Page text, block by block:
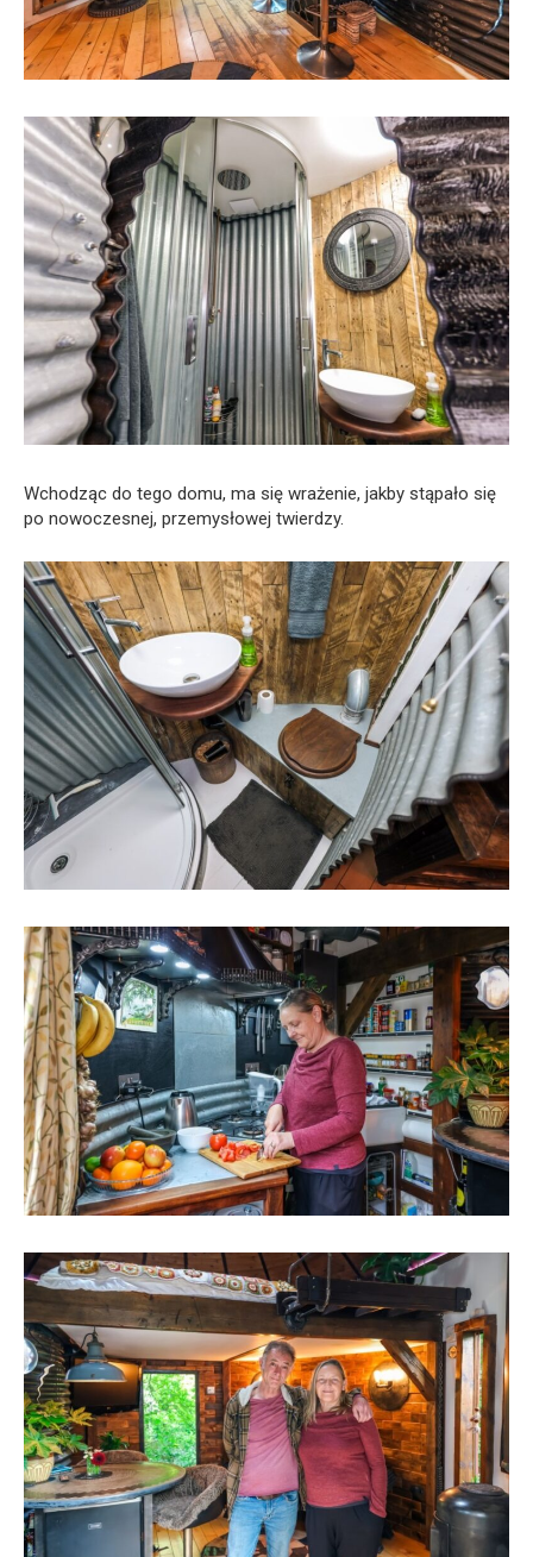
Wchodząc do tego domu, ma się wrażenie, jakby stąpało się
po nowoczesnej, przemysłowej twierdzy.